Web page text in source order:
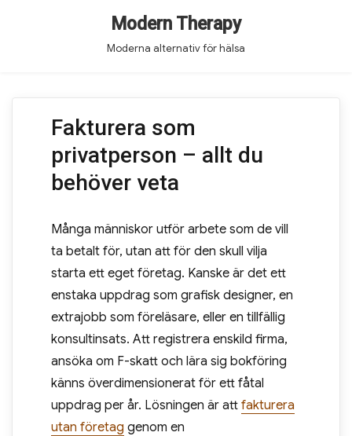
Modern Therapy
Moderna alternativ för hälsa
Fakturera som
privatperson – allt du
behöver veta
Många människor utför arbete som de vill
ta betalt för, utan att för den skull vilja
starta ett eget företag. Kanske är det ett
enstaka uppdrag som grafisk designer, en
extrajobb som föreläsare, eller en tillfällig
konsultinsats. Att registrera enskild firma,
ansöka om F-skatt och lära sig bokföring
känns överdimensionerat för ett fåtal
uppdrag per år. Lösningen är att fakturera
utan företag genom en